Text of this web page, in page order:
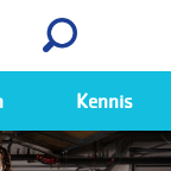
Bekijk
Kennis